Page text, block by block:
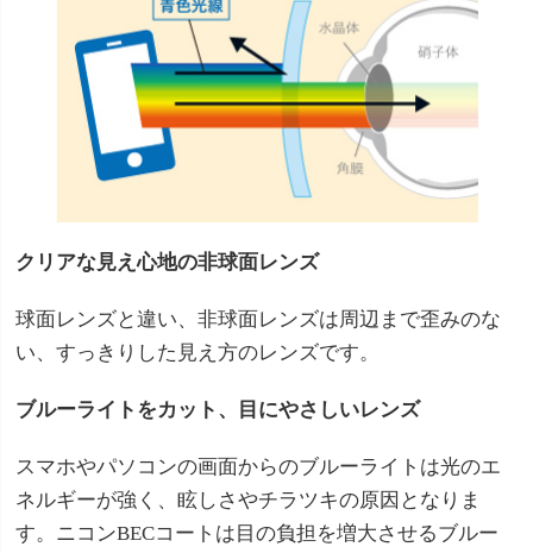
クリアな見え心地の非球面レンズ
球面レンズと違い、非球面レンズは周辺まで歪みのな
い、すっきりした見え方のレンズです。
ブルーライトをカット、目にやさしいレンズ
スマホやパソコンの画面からのブルーライトは光のエ
ネルギーが強く、眩しさやチラツキの原因となりま
す。ニコンBECコートは目の負担を増大させるブルー